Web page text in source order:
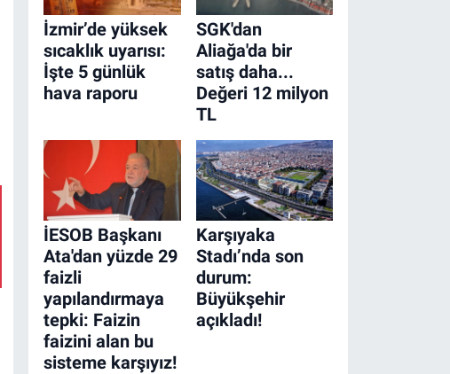
İzmir’de yüksek
sıcaklık uyarısı:
İşte 5 günlük
hava raporu
SGK'dan
Aliağa'da bir
satış daha...
Değeri 12 milyon
TL
İESOB Başkanı
Ata'dan yüzde 29
faizli
yapılandırmaya
tepki: Faizin
faizini alan bu
sisteme karşıyız!
Karşıyaka
Stadı’nda son
durum:
Büyükşehir
açıkladı!